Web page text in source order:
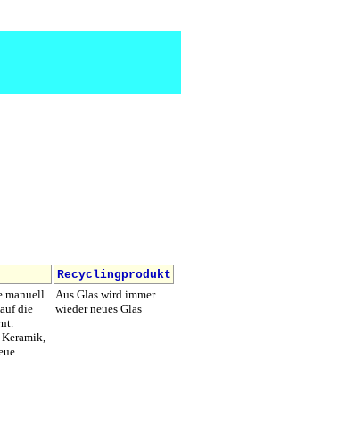
Recyclingprodukt
manuell
die
Keramik,
Aus Glas wird immer
wieder neues Glas